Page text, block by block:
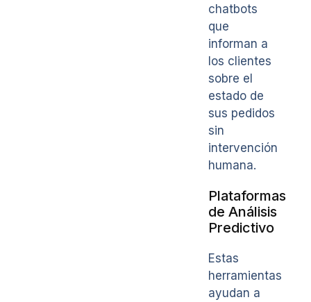
chatbots
que
informan a
los clientes
sobre el
estado de
sus pedidos
sin
intervención
humana.
Plataformas
de Análisis
Predictivo
Estas
herramientas
ayudan a